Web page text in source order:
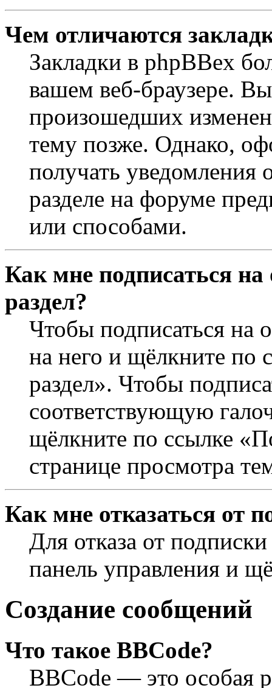
Чем отличаются
Закладки в phpBBex
вашем веб-браузере.
произошедших
тему позже. Однако,
получать уведомления
разделе на форуме
или способами.
Как мне подписаться
раздел?
Чтобы подписаться на
на него и щёлкните по
раздел». Чтобы
соответствующую
щёлкните по ссылке
странице просмотра
Как мне отказаться от
Для отказа от
панель управления и
Создание сообщений
Что такое BBCode?
BBCode — это особая